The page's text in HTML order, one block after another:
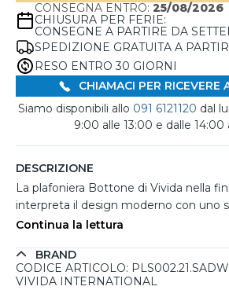
CONSEGNA ENTRO: 25/08/2026
CHIUSURA PER FERIE:
CONSEGNE A PARTIRE DA
SPEDIZIONE GRATUITA A
RESO ENTRO 30 GIORNI
CHIAMACI PER RICEVERE
Siamo disponibili allo 091 6121120 dal
9:00 alle 13:00 e dalle 14:00
DESCRIZIONE
La plafoniera Bottone di Vivida nella
interpreta il design moderno con uno
La tonalità neutra e naturale rende
contemporanei, minimal o ispirati ai
particolare forma arrotondata, simile a
Continua la lettura
BRAND
CODICE ARTICOLO: PLS002.21.SADW
VIVIDA INTERNATIONAL